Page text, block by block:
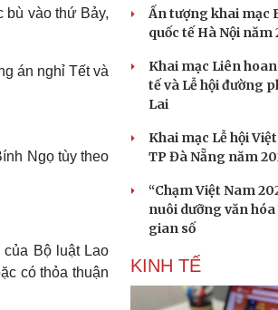
bù vào thứ Bảy,
án nghỉ Tết và
Ngọ tùy theo
Bộ luật Lao
có thỏa thuận
Ấn tượng khai mạc
quốc tế Hà Nội năm
Khai mạc Liên
tế và Lễ hội đường
Lai
Khai mạc Lễ hội
TP Đà Nẵng năm
“Chạm Việt Nam
nuôi dưỡng văn
gian số
KINH TẾ